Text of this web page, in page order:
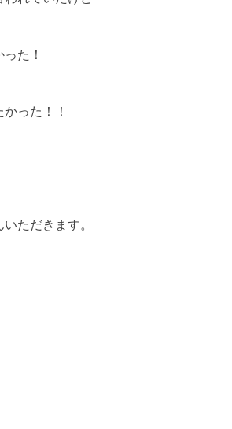
た！
った！！
ただきます。